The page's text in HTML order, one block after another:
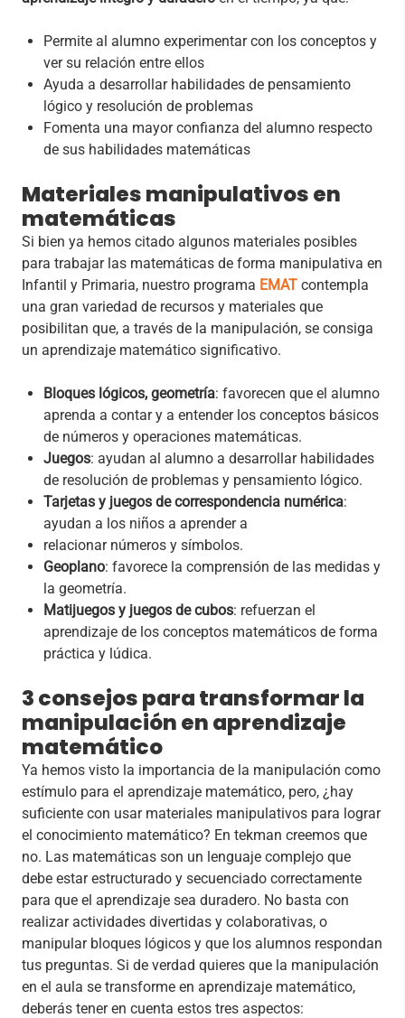
Permite al alumno experimentar con los conceptos y
ver su relación entre ellos
Ayuda a desarrollar habilidades de pensamiento
lógico y resolución de problemas
Fomenta una mayor confianza del alumno respecto
de sus habilidades matemáticas
Materiales manipulativos en
matemáticas
Si bien ya hemos citado algunos materiales posibles
para trabajar las matemáticas de forma manipulativa en
Infantil y Primaria, nuestro programa EMAT contempla
una gran variedad de recursos y materiales que
posibilitan que, a través de la manipulación, se consiga
un aprendizaje matemático significativo.
Bloques lógicos, geometría: favorecen que el alumno
aprenda a contar y a entender los conceptos básicos
de números y operaciones matemáticas.
Juegos: ayudan al alumno a desarrollar habilidades
de resolución de problemas y pensamiento lógico.
Tarjetas y juegos de correspondencia numérica:
ayudan a los niños a aprender a
relacionar números y símbolos.
Geoplano: favorece la comprensión de las medidas y
la geometría.
Matijuegos y juegos de cubos: refuerzan el
aprendizaje de los conceptos matemáticos de forma
práctica y lúdica.
3 consejos para transformar la
manipulación en aprendizaje
matemático
Ya hemos visto la importancia de la manipulación como
estímulo para el aprendizaje matemático, pero, ¿hay
suficiente con usar materiales manipulativos para lograr
el conocimiento matemático? En tekman creemos que
no. Las matemáticas son un lenguaje complejo que
debe estar estructurado y secuenciado correctamente
para que el aprendizaje sea duradero. No basta con
realizar actividades divertidas y colaborativas, o
manipular bloques lógicos y que los alumnos respondan
tus preguntas. Si de verdad quieres que la manipulación
en el aula se transforme en aprendizaje matemático,
deberás tener en cuenta estos tres aspectos: